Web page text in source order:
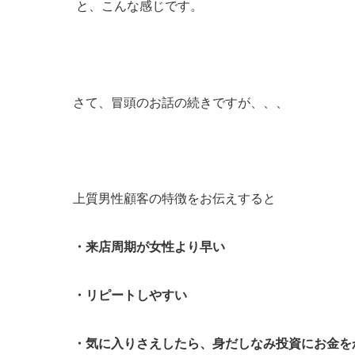
と、こんな感じです。
さて、冒頭のお話の続きですが、、、
上質男性顧客の特徴をお伝えすると
・来店周期が女性より早い
・リピートしやすい
・気に入りさえしたら、身だしなみ投資にお金